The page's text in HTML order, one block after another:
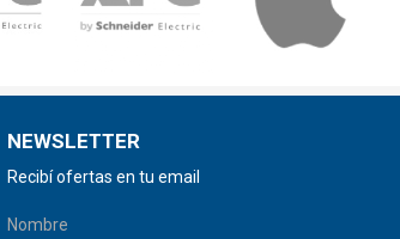
NEWSLETTER
Recibí ofertas en tu email